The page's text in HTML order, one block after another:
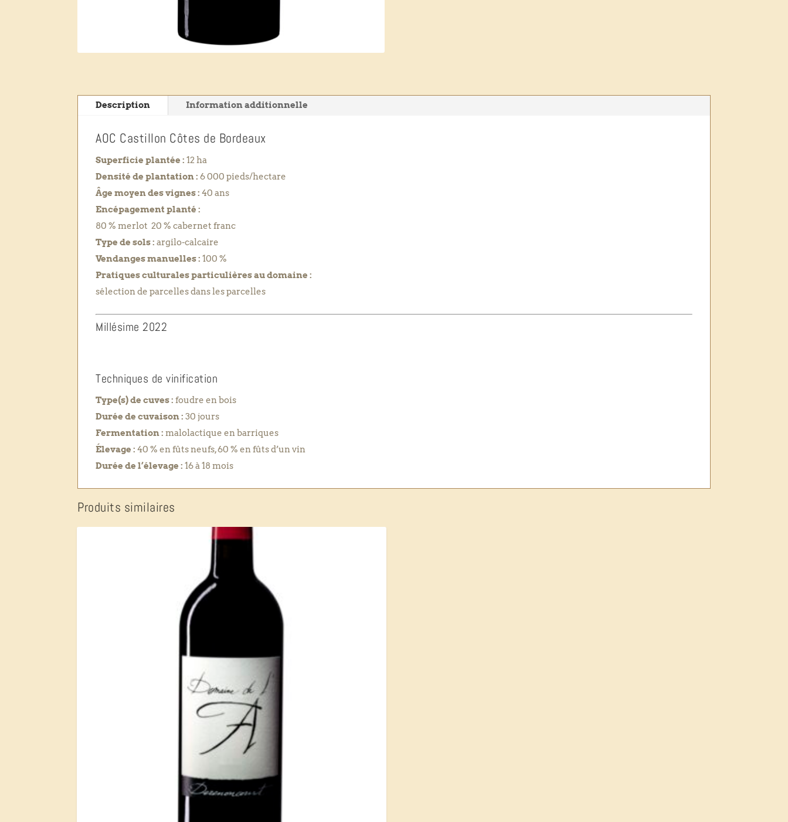
Description Information additionnelle
AOC Castillon Côtes de Bordeaux
Superficie plantée : 12 ha
Densité de plantation : 6 000 pieds/hectare
Âge moyen des vignes : 40 ans
Encépagement planté :
80 % merlot 20 % cabernet franc
Type de sols : argilo-calcaire
Vendanges manuelles : 100 %
Pratiques culturales particulières au domaine :
sélection de parcelles dans les parcelles
Millésime 2022
Techniques de vinification
Type(s) de cuves : foudre en bois
Durée de cuvaison : 30 jours
Fermentation : malolactique en barriques
Élevage : 40 % en fûts neufs, 60 % en fûts d’un vin
Durée de l’élevage : 16 à 18 mois
Produits similaires